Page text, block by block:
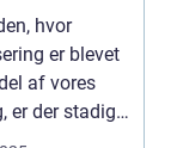
på
hvor
er blevet
af vores
er der stadig